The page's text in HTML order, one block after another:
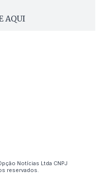
AQUI
Notícias Ltda CNPJ
reservados.